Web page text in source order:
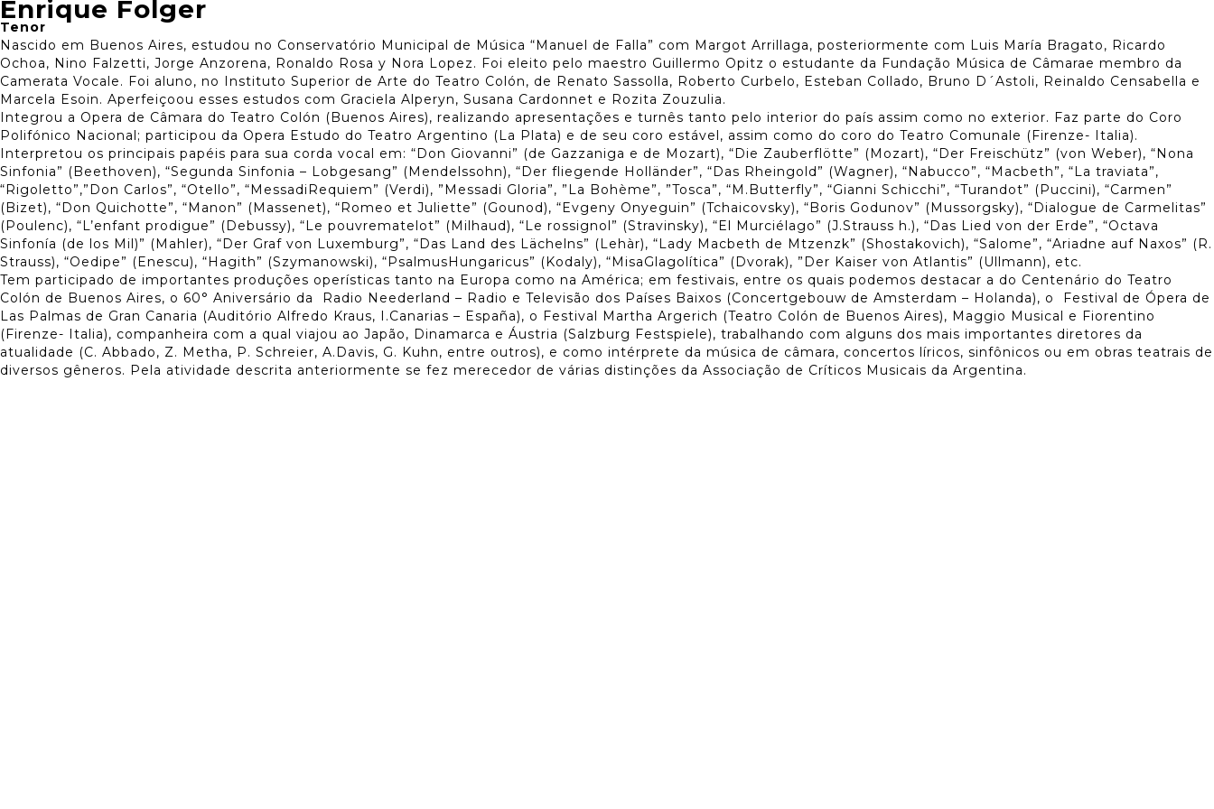
Enrique Folger
Tenor
Nascido em Buenos Aires, estudou no Conservatório Municipal de Música “Manuel de Falla” com Margot Arrillaga, posteriormente com Luis María Bragato, Ricardo
Ochoa, Nino Falzetti, Jorge Anzorena, Ronaldo Rosa y Nora Lopez. Foi eleito pelo maestro Guillermo Opitz o estudante da Fundação Música de Câmarae membro da
Camerata Vocale. Foi aluno, no Instituto Superior de Arte do Teatro Colón, de Renato Sassolla, Roberto Curbelo, Esteban Collado, Bruno D´Astoli, Reinaldo Censabella e
Marcela Esoin. Aperfeiçoou esses estudos com Graciela Alperyn, Susana Cardonnet e Rozita Zouzulia.
Integrou a Opera de Câmara do Teatro Colón (Buenos Aires), realizando apresentações e turnês tanto pelo interior do país assim como no exterior. Faz parte do Coro
Polifónico Nacional; participou da Opera Estudo do Teatro Argentino (La Plata) e de seu coro estável, assim como do coro do Teatro Comunale (Firenze- Italia).
Interpretou os principais papéis para sua corda vocal em: “Don Giovanni” (de Gazzaniga e de Mozart), “Die Zauberflötte” (Mozart), “Der Freischütz” (von Weber), “Nona
Sinfonia” (Beethoven), “Segunda Sinfonia – Lobgesang” (Mendelssohn), “Der fliegende Holländer”, “Das Rheingold” (Wagner), “Nabucco”, “Macbeth”, “La traviata”,
“Rigoletto”,”Don Carlos”, “Otello”, “MessadiRequiem” (Verdi), ”Messadi Gloria”, ”La Bohème”, ”Tosca”, “M.Butterfly”, “Gianni Schicchi”, “Turandot” (Puccini), “Carmen”
(Bizet), “Don Quichotte”, “Manon” (Massenet), “Romeo et Juliette” (Gounod), “Evgeny Onyeguin” (Tchaicovsky), “Boris Godunov” (Mussorgsky), “Dialogue de Carmelitas”
(Poulenc), “L’enfant prodigue” (Debussy), “Le pouvrematelot” (Milhaud), “Le rossignol” (Stravinsky), “El Murciélago” (J.Strauss h.), “Das Lied von der Erde”, “Octava
Sinfonía (de los Mil)” (Mahler), “Der Graf von Luxemburg”, “Das Land des Lächelns” (Lehàr), “Lady Macbeth de Mtzenzk” (Shostakovich), “Salome”, “Ariadne auf Naxos” (R.
Strauss), “Oedipe” (Enescu), “Hagith” (Szymanowski), “PsalmusHungaricus” (Kodaly), “MisaGlagolítica” (Dvorak), ”Der Kaiser von Atlantis” (Ullmann), etc.
Tem participado de importantes produções operísticas tanto na Europa como na América; em festivais, entre os quais podemos destacar a do Centenário do Teatro
Colón de Buenos Aires, o 60° Aniversário da Radio Neederland – Radio e Televisão dos Países Baixos (Concertgebouw de Amsterdam – Holanda), o Festival de Ópera de
Las Palmas de Gran Canaria (Auditório Alfredo Kraus, I.Canarias – España), o Festival Martha Argerich (Teatro Colón de Buenos Aires), Maggio Musical e Fiorentino
(Firenze- Italia), companheira com a qual viajou ao Japão, Dinamarca e Áustria (Salzburg Festspiele), trabalhando com alguns dos mais importantes diretores da
atualidade (C. Abbado, Z. Metha, P. Schreier, A.Davis, G. Kuhn, entre outros), e como intérprete da música de câmara, concertos líricos, sinfônicos ou em obras teatrais de
diversos gêneros. Pela atividade descrita anteriormente se fez merecedor de várias distinções da Associação de Críticos Musicais da Argentina.